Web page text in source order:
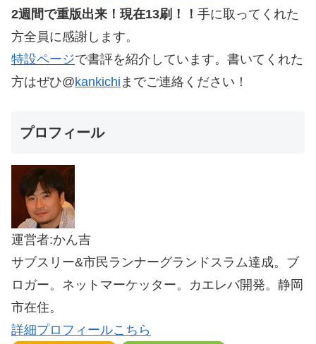
2週間で重版出来！現在13刷！！ 手に取ってくれた
方全員に感謝します。
特設ページで書評を紹介しています。書いてくれた
方はぜひ@kankichi までご連絡ください！
プロフィール
運営者:かん吉
サブスリー&市民ランナーグランドスラム達成。ブ
ロガー。ネットマーケッター。カエレバ開発。静岡
市在住。
詳細プロフィールこちら